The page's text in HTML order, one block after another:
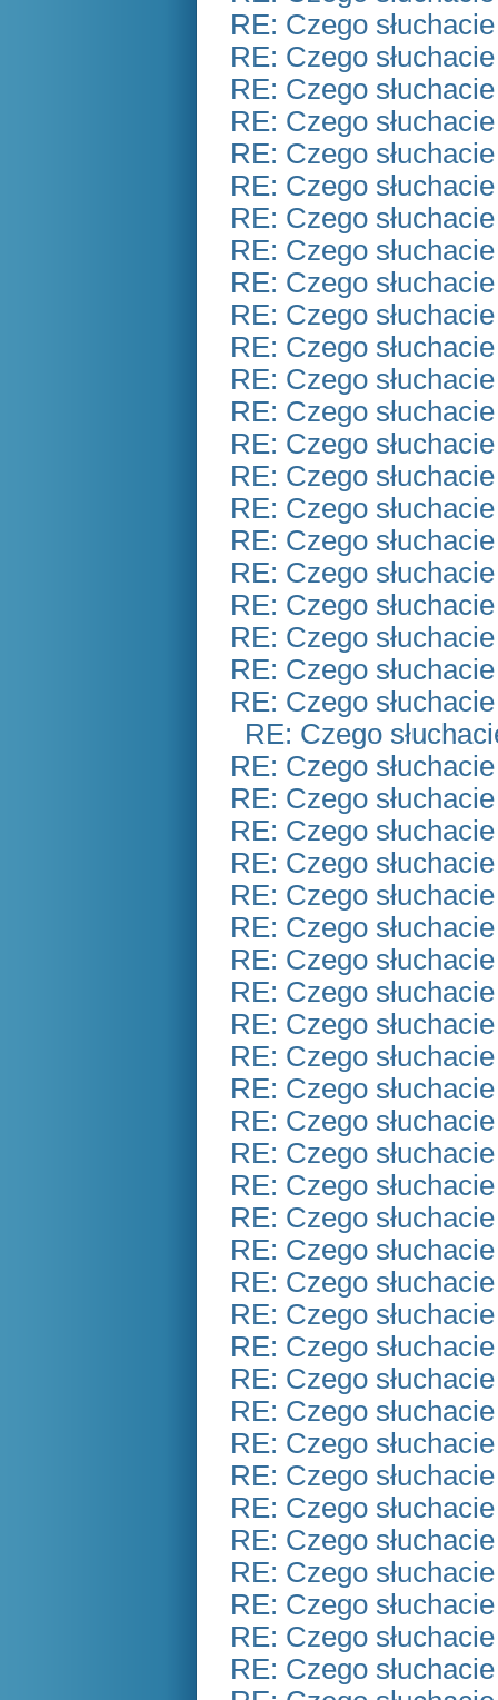
RE: Czego
RE: Czego
RE: Czego
RE: Czego
RE: Czego
RE: Czego
RE: Czego
RE: Czego
RE: Czego
RE: Czego
RE: Czego
RE: Czego
RE: Czego
RE: Czego
RE: Czego
RE: Czego
RE: Czego
RE: Czego
RE: Czego
RE: Czego
RE: Czego
RE: Czego
RE: Czego
RE: Czego
RE: Czego
RE: Czego
RE: Czego
RE: Czego
RE: Czego
RE: Czego
RE: Czego
RE: Czego
RE: Czego
RE: Czego
RE: Czego
RE: Czego
RE: Czego
RE: Czego
RE: Czego
RE: Czego
RE: Czego
RE: Czego
RE: Czego
RE: Czego
RE: Czego
RE: Czego
RE: Czego
RE: Czego
RE: Czego
RE: Czego
RE: Czego
RE: Czego